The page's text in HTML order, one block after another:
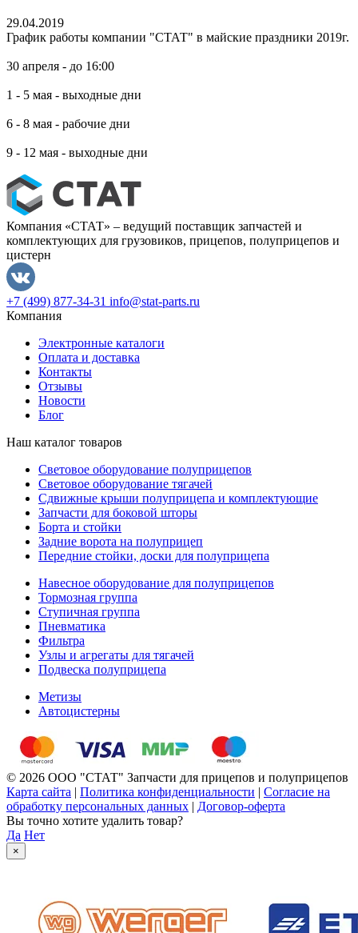
29.04.2019
График работы компании "СТАТ" в майские праздники 2019г.
30 апреля - до 16:00
1 - 5 мая - выходные дни
6 - 8 мая - рабочие дни
9 - 12 мая - выходные дни
Компания «СТАТ» – ведущий поставщик запчастей и
комплектующих для грузовиков, прицепов, полуприцепов и
цистерн
+7 (499) 877-34-31 info@stat-parts.ru
Компания
Электронные каталоги
Оплата и доставка
Контакты
Отзывы
Новости
Блог
Наш каталог товаров
Световое оборудование полуприцепов
Световое оборудование тягачей
Сдвижные крыши полуприцепа и комплектующие
Запчасти для боковой шторы
Борта и стойки
Задние ворота на полуприцеп
Передние стойки, доски для полуприцепа
Навесное оборудование для полуприцепов
Тормозная группа
Ступичная группа
Пневматика
Фильтра
Узлы и агрегаты для тягачей
Подвеска полуприцепа
Метизы
Автоцистерны
© 2026 ООО "СТАТ" Запчасти для прицепов и полуприцепов
Карта сайта | Политика конфиденциальности | Согласие на
обработку персональных данных | Договор-оферта
Вы точно хотите удалить товар?
Да Нет
×